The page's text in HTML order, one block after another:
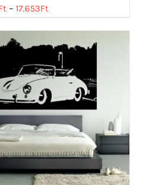
– 17.653Ft